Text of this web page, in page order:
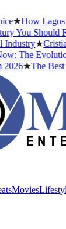
★How Lagos
You Should
★
The Evolution
★The Best
Movies